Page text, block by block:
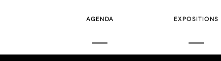
AGENDA EXPOSITIONS